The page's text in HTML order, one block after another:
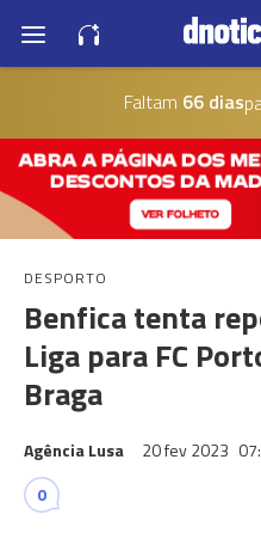
Faltam 66 dias
DESPORTO
Benfica tenta
Liga para FC
Braga
Agência Lusa 20 fev 2023
0